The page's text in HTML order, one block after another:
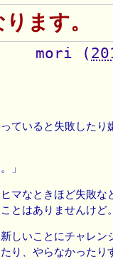
ます。
mori (
ていると失敗したり
」
マなときほど失敗な
とはありませんけど
しいことにチャレン
り、やらなかったり